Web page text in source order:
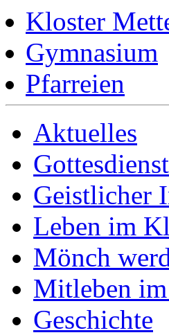
Kloster
Gymnasium
Pfarreien
Aktuelles
Geistlicher
Leben im
Mönch
Mitleben
Geschichte